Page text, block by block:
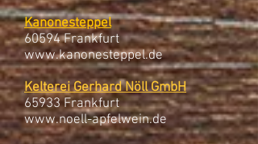
Kanonesteppel
60594 Frankfurt
www.kanonesteppel.de
Kelterei Gerhard Nöll GmbH
65933 Frankfurt
www.noell-apfelwein.de